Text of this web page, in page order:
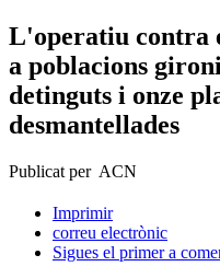
L'operatiu contra
a poblacions
detinguts i onze
desmantellades
Publicat per ACN
Imprimir
correu electrònic
Sigues el primer a